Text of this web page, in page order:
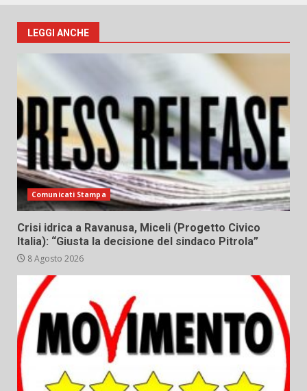
LEGGI ANCHE
Comunicati Stampa
Crisi idrica a Ravanusa, Miceli (Progetto Civico
Italia): “Giusta la decisione del sindaco Pitrola”
8 Agosto 2026